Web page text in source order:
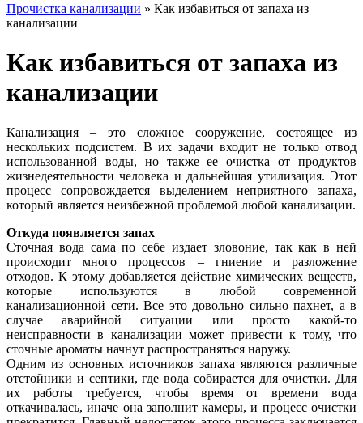
Прочистка канализации » Как избавиться от запаха из
канализации
Как избавиться от запаха из
канализации
Канализация – это сложное сооружение, состоящее из
нескольких подсистем. В их задачи входит не только отвод
использованной воды, но также ее очистка от продуктов
жизнедеятельности человека и дальнейшая утилизация. Этот
процесс сопровождается выделением неприятного запаха,
который является неизбежной проблемой любой канализации.
Откуда появляется запах
Сточная вода сама по себе издает зловоние, так как в ней
происходит много процессов – гниение и разложение
отходов. К этому добавляется действие химических веществ,
которые используются в любой современной
канализационной сети. Все это довольно сильно пахнет, а в
случае аварийной ситуации или просто какой-то
неисправности в канализации может привести к тому, что
сточные ароматы начнут распространяться наружу.
Одним из основных источников запаха являются различные
отстойники и септики, где вода собирается для очистки. Для
их работы требуется, чтобы время от времени вода
откачивалась, иначе она заполнит камеры, и процесс очистки